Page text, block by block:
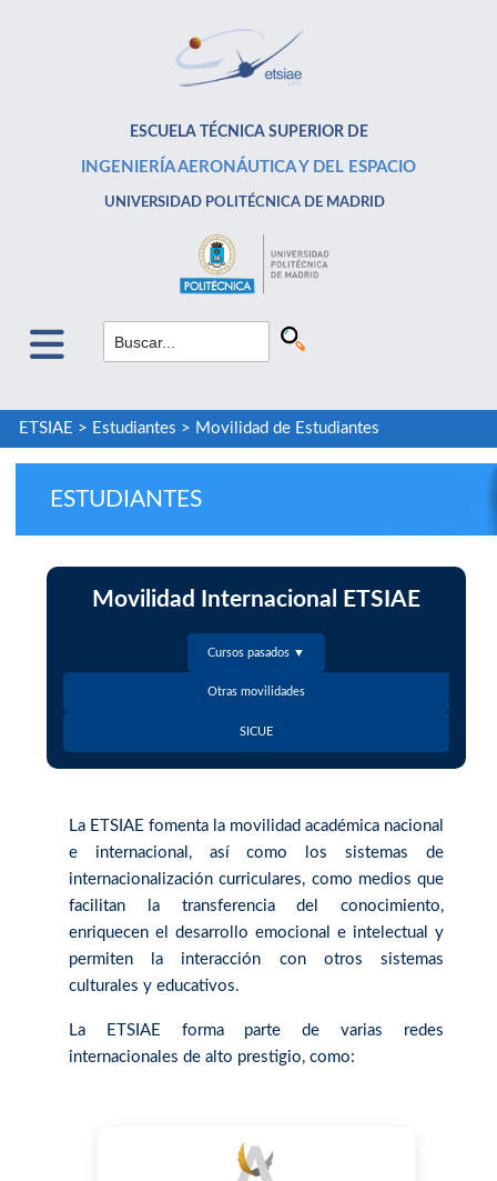
ESCUELA TÉCNICA SUPERIOR DE
INGENIERÍA AERONÁUTICA Y DEL ESPACIO
UNIVERSIDAD POLITÉCNICA DE MADRID
ETSIAE > Estudiantes > Movilidad de Estudiantes
ESTUDIANTES
Movilidad Internacional ETSIAE
Cursos pasados ▼
Otras movilidades
SICUE
La ETSIAE fomenta la movilidad académica nacional
e internacional, así como los sistemas de
internacionalización curriculares, como medios que
facilitan la transferencia del conocimiento,
enriquecen el desarrollo emocional e intelectual y
permiten la interacción con otros sistemas
culturales y educativos.
La ETSIAE forma parte de varias redes
internacionales de alto prestigio, como: